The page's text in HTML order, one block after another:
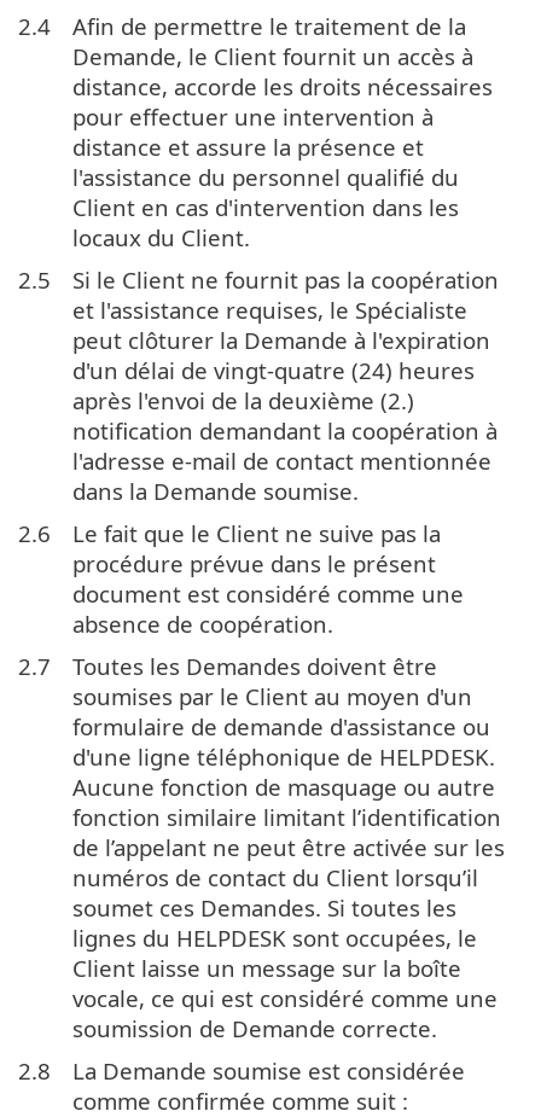
2.4
Afin de permettre le traitement de la
Demande, le Client fournit un accès à
distance, accorde les droits nécessaires
pour effectuer une intervention à
distance et assure la présence et
l'assistance du personnel qualifié du
Client en cas d'intervention dans les
locaux du Client.
2.5
Si le Client ne fournit pas la coopération
et l'assistance requises, le Spécialiste
peut clôturer la Demande à l'expiration
d'un délai de vingt-quatre (24) heures
après l'envoi de la deuxième (2.)
notification demandant la coopération à
l'adresse e-mail de contact mentionnée
dans la Demande soumise.
2.6
Le fait que le Client ne suive pas la
procédure prévue dans le présent
document est considéré comme une
absence de coopération.
2.7
Toutes les Demandes doivent être
soumises par le Client au moyen d'un
formulaire de demande d'assistance ou
d'une ligne téléphonique de HELPDESK.
Aucune fonction de masquage ou autre
fonction similaire limitant l’identification
de l’appelant ne peut être activée sur les
numéros de contact du Client lorsqu’il
soumet ces Demandes. Si toutes les
lignes du HELPDESK sont occupées, le
Client laisse un message sur la boîte
vocale, ce qui est considéré comme une
soumission de Demande correcte.
2.8
La Demande soumise est considérée
comme confirmée comme suit :